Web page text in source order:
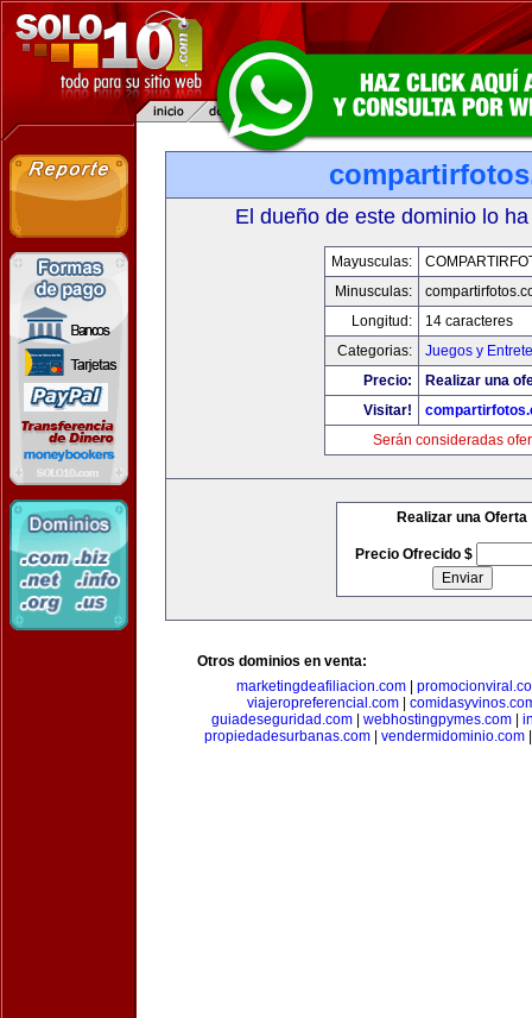
El dueño de este dominio lo
Mayusculas:
Minusculas:
Longitud:
14 caracteres
Categorias:
Juegos y
Precio:
Realizar una
Visitar!
Serán consideradas
Realizar una Oferta
Precio Ofrecido $
Otros dominios en venta:
marketingdeafiliacion.com|
viajeropreferencial.com
guiadeseguridad.com| webhostingpymes.com|
propiedadesurbanas.com
vendermidominio.com